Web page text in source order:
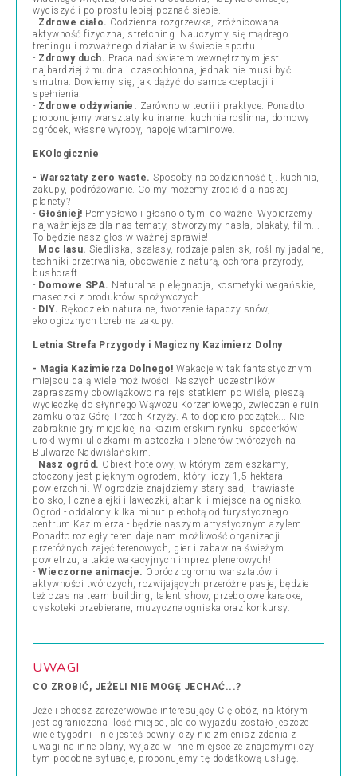
wyciszyć i po prostu lepiej poznać siebie.
- Zdrowe ciało. Codzienna rozgrzewka, zróżnicowana
aktywność fizyczna, stretching. Nauczymy się mądrego
treningu i rozważnego działania w świecie sportu.
- Zdrowy duch. Praca nad światem wewnętrznym jest
najbardziej żmudna i czasochłonna, jednak nie musi być
smutna. Dowiemy się, jak dążyć do samoakceptacji i
spełnienia.
- Zdrowe odżywianie. Zarówno w teorii i praktyce. Ponadto
proponujemy warsztaty kulinarne: kuchnia roślinna, domowy
ogródek, własne wyroby, napoje witaminowe.
EKOlogicznie
- Warsztaty zero waste. Sposoby na codzienność tj. kuchnia,
zakupy, podróżowanie. Co my możemy zrobić dla naszej
planety?
- Głośniej! Pomysłowo i głośno o tym, co ważne. Wybierzemy
najważniejsze dla nas tematy, stworzymy hasła, plakaty, film...
To będzie nasz głos w ważnej sprawie!
- Moc lasu. Siedliska, szałasy, rodzaje palenisk, rośliny jadalne,
techniki przetrwania, obcowanie z naturą, ochrona przyrody,
bushcraft.
- Domowe SPA. Naturalna pielęgnacja, kosmetyki wegańskie,
maseczki z produktów spożywczych.
- DIY. Rękodzieło naturalne, tworzenie łapaczy snów,
ekologicznych toreb na zakupy.
Letnia Strefa Przygody i Magiczny Kazimierz Dolny
- Magia Kazimierza Dolnego! Wakacje w tak fantastycznym
miejscu dają wiele możliwości. Naszych uczestników
zapraszamy obowiązkowo na rejs statkiem po Wiśle, pieszą
wycieczkę do słynnego Wąwozu Korzeniowego, zwiedzanie ruin
zamku oraz Górę Trzech Krzyży. A to dopiero początek... Nie
zabraknie gry miejskiej na kazimierskim rynku, spacerków
urokliwymi uliczkami miasteczka i plenerów twórczych na
Bulwarze Nadwiślańskim.
- Nasz ogród. Obiekt hotelowy, w którym zamieszkamy,
otoczony jest pięknym ogrodem, który liczy 1,5 hektara
powierzchni. W ogrodzie znajdziemy stary sad, trawiaste
boisko, liczne alejki i ławeczki, altanki i miejsce na ognisko.
Ogród - oddalony kilka minut piechotą od turystycznego
centrum Kazimierza - będzie naszym artystycznym azylem.
Ponadto rozległy teren daje nam możliwość organizacji
przeróżnych zajęć terenowych, gier i zabaw na świeżym
powietrzu, a także wakacyjnych imprez plenerowych!
- Wieczorne animacje. Oprócz ogromu warsztatów i
aktywności twórczych, rozwijających przeróżne pasje, będzie
też czas na team building, talent show, przebojowe karaoke,
dyskoteki przebierane, muzyczne ogniska oraz konkursy.
UWAGI
CO ZROBIĆ, JEŻELI NIE MOGĘ JECHAĆ...?
Jeżeli chcesz zarezerwować interesujący Cię obóz, na którym
jest ograniczona ilość miejsc, ale do wyjazdu zostało jeszcze
wiele tygodni i nie jesteś pewny, czy nie zmienisz zdania z
uwagi na inne plany, wyjazd w inne miejsce ze znajomymi czy
tym podobne sytuacje, proponujemy tę dodatkową usługę.